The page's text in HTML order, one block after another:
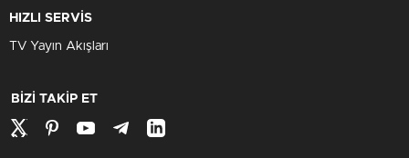
HIZLI SERVİS
TV Yayın Akışları
BİZİ TAKİP ET